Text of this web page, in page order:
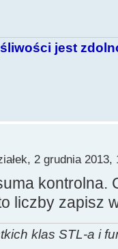
jest
2 grudnia 2013,
kontrolna.
liczby zapisz
klas STL-a i